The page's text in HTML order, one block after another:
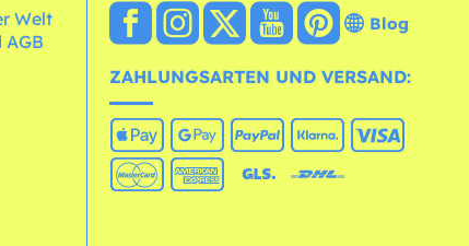
Welt
Blog
ZAHLUNGSARTEN UND VERSAND: